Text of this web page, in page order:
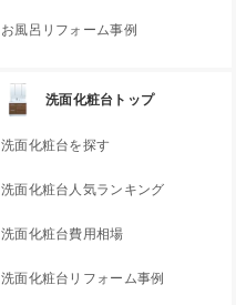
お風呂リフォーム事例
洗面化粧台トップ
洗面化粧台を探す
洗面化粧台人気ランキング
洗面化粧台費用相場
洗面化粧台リフォーム事例